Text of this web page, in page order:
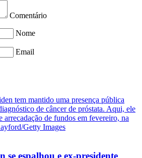
Comentário
Nome
Email
se espalhou e ex-presidente